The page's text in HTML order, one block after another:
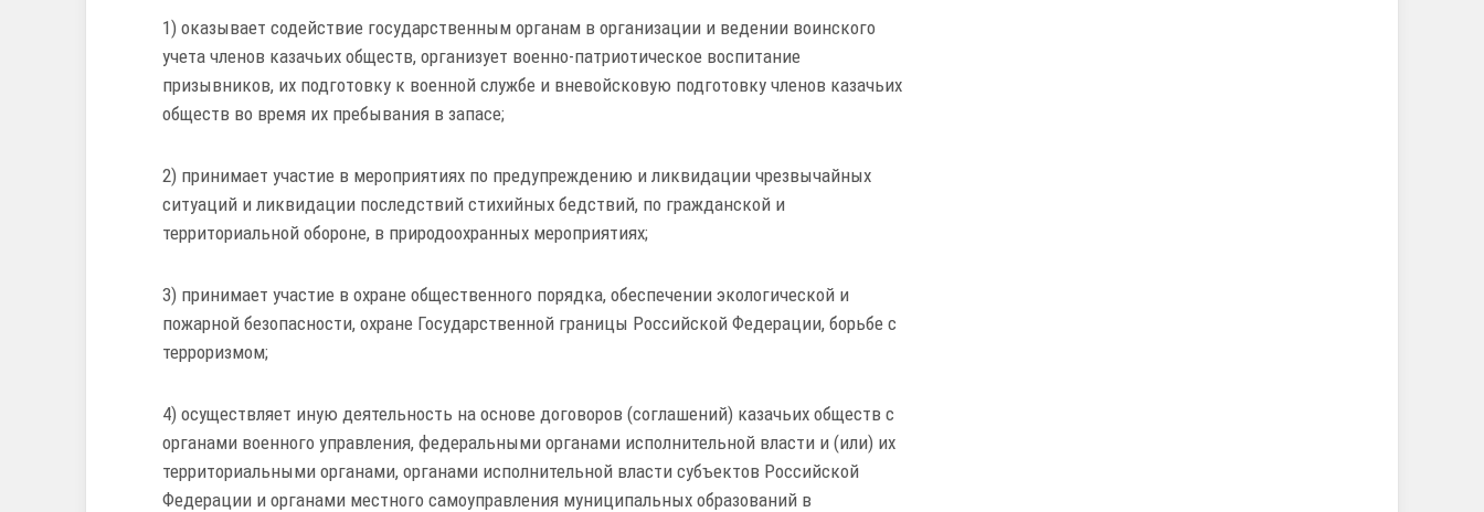
1) оказывает содействие государственным органам в организации и ведении воинского
учета членов казачьих обществ, организует военно-патриотическое воспитание
призывников, их подготовку к военной службе и вневойсковую подготовку членов казачьих
обществ во время их пребывания в запасе;
2) принимает участие в мероприятиях по предупреждению и ликвидации чрезвычайных
ситуаций и ликвидации последствий стихийных бедствий, по гражданской и
территориальной обороне, в природоохранных мероприятиях;
3) принимает участие в охране общественного порядка, обеспечении экологической и
пожарной безопасности, охране Государственной границы Российской Федерации, борьбе с
терроризмом;
4) осуществляет иную деятельность на основе договоров (соглашений) казачьих обществ с
органами военного управления, федеральными органами исполнительной власти и (или) их
территориальными органами, органами исполнительной власти субъектов Российской
Федерации и органами местного самоуправления муниципальных образований в